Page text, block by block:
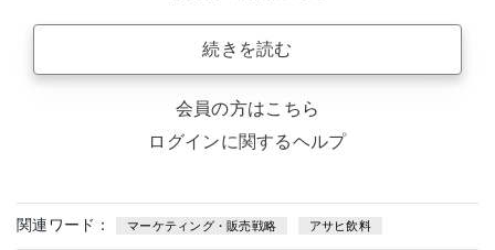
続きを読む
会員の方はこちら
ログインに関するヘルプ
関連ワード： マーケティング・販売戦略 アサヒ飲料